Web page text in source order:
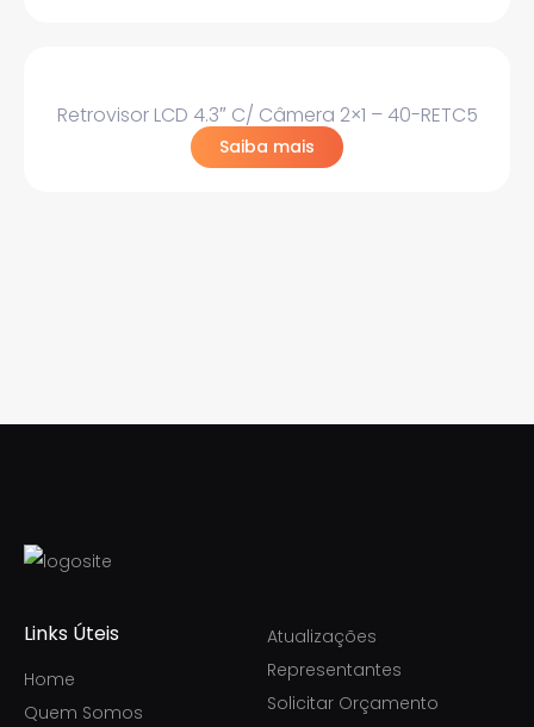
Retrovisor LCD 4.3″ C/ Câmera 2×1 – 40-RETC5
Saiba mais
Links Úteis
Home
Quem Somos
Atualizações
Representantes
Solicitar Orçamento